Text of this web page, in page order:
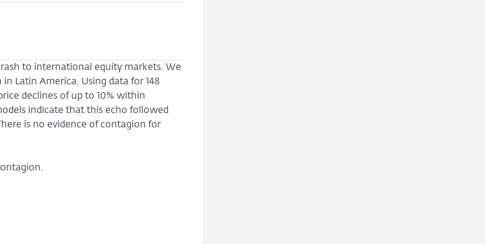
to international equity markets. We
Latin America. Using data for 148
declines of up to 10% within
indicate that this echo followed
is no evidence of contagion for